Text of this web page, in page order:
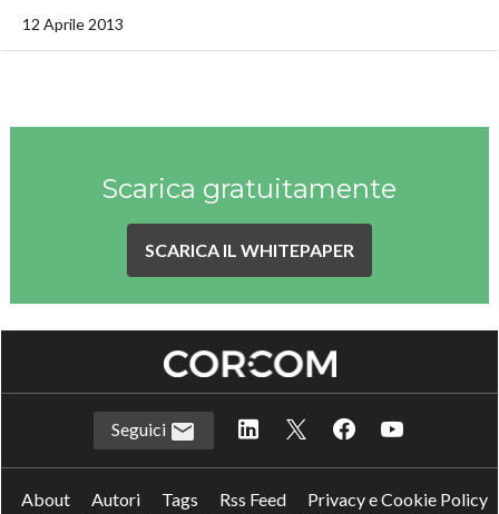
12 Aprile 2013
Scarica gratuitamente
SCARICA IL WHITEPAPER
Seguici
About Autori Tags Rss Feed
Privacy e Cookie Policy